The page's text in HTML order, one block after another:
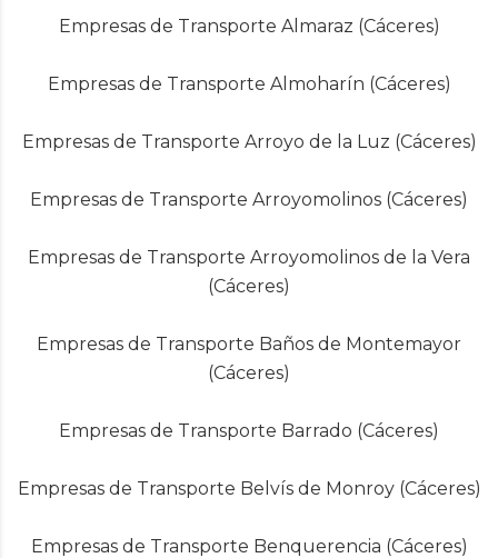
Empresas de Transporte Almaraz (Cáceres)
Empresas de Transporte Almoharín (Cáceres)
Empresas de Transporte Arroyo de la Luz (Cáceres)
Empresas de Transporte Arroyomolinos (Cáceres)
Empresas de Transporte Arroyomolinos de la Vera
(Cáceres)
Empresas de Transporte Baños de Montemayor
(Cáceres)
Empresas de Transporte Barrado (Cáceres)
Empresas de Transporte Belvís de Monroy (Cáceres)
Empresas de Transporte Benquerencia (Cáceres)